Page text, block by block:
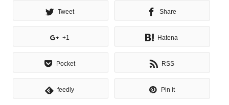
Tweet Share
+1 Hatena
Pocket RSS
feedly Pin it